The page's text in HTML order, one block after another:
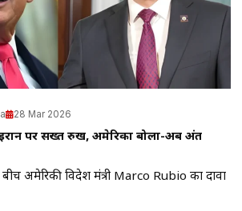
28 Mar 2026
पर सख्त रुख, अमेरिका बोला-अब अंत
अमेरिकी विदेश मंत्री Marco Rubio का दावा